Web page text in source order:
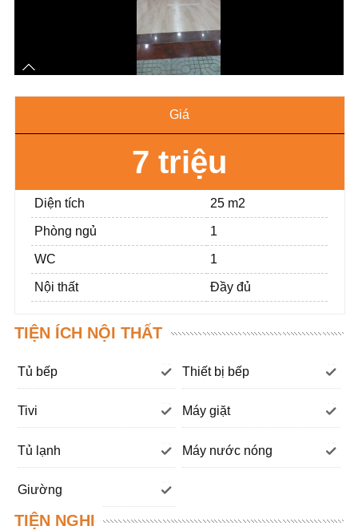
Giá
7 triệu
Diện tích 25 m2
Phòng ngủ 1
WC 1
Nội thất Đầy đủ
TIỆN ÍCH NỘI THẤT
Tủ bếp Thiết bị bếp
Tivi Máy giặt
Tủ lạnh Máy nước nóng
Giường
TIỆN NGHI